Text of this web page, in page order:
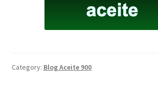
Category: Blog Aceite 900